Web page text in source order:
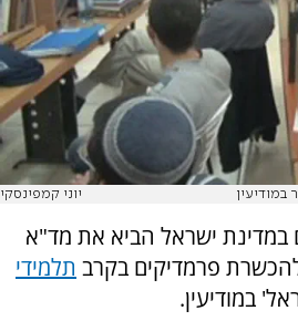
במודיעין יוני קמפינסקי
במדינת ישראל הביא את מד"א
פרמדיקים בקרב תלמידי
במודיעין.